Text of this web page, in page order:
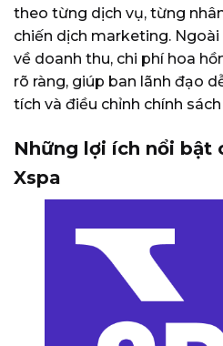
theo từng dịch vụ, từng
chiến dịch marketing.
về doanh thu, chi phí hoa
rõ ràng, giúp ban lãnh đạo
tích và điều chỉnh chính
Những lợi ích nổi bật
Xspa